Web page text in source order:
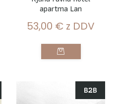
apartma Lan
53,00 € z DDV
B2B